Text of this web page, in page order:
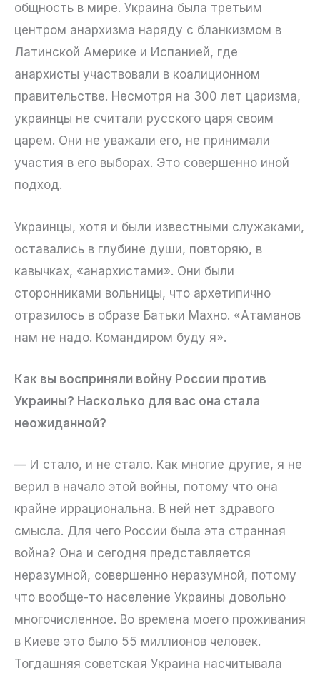
общность в мире. Украина была третьим
центром анархизма наряду с бланкизмом в
Латинской Америке и Испанией, где
анархисты участвовали в коалиционном
правительстве. Несмотря на 300 лет царизма,
украинцы не считали русского царя своим
царем. Они не уважали его, не принимали
участия в его выборах. Это совершенно иной
подход.
Украинцы, хотя и были известными служаками,
оставались в глубине души, повторяю, в
кавычках, «анархистами». Они были
сторонниками вольницы, что архетипично
отразилось в образе Батьки Махно. «Атаманов
нам не надо. Командиром буду я».
Как вы восприняли войну России против
Украины? Насколько для вас она стала
неожиданной?
— И стало, и не стало. Как многие другие, я не
верил в начало этой войны, потому что она
крайне иррациональна. В ней нет здравого
смысла. Для чего России была эта странная
война? Она и сегодня представляется
неразумной, совершенно неразумной, потому
что вообще-то население Украины довольно
многочисленное. Во времена моего проживания
в Киеве это было 55 миллионов человек.
Тогдашняя советская Украина насчитывала